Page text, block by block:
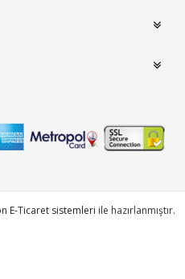
E-Ticaret sistemleri ile hazırlanmıştır.